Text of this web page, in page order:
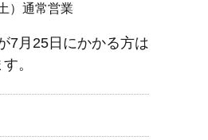
）通常営業
7月25日にかかる方は
。